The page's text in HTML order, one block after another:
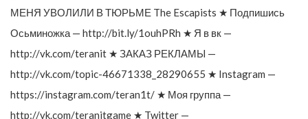
МЕНЯ УВОЛИЛИ В ТЮРЬМЕ The Escapists ★ Подпишись
Осьминожка — http://bit.ly/1ouhPRh ★ Я в вк —
http://vk.com/teranit ★ ЗАКАЗ РЕКЛАМЫ —
http://vk.com/topic-46671338_28290655 ★ Instagram —
https://instagram.com/teran1t/ ★ Моя группа —
http://vk.com/teranitgame ★ Twitter —